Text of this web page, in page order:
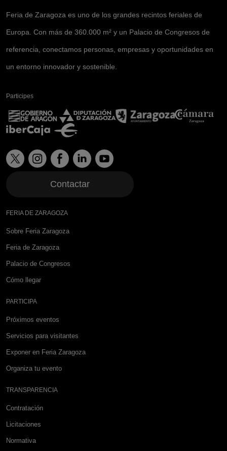
Feria de Zaragoza es uno de los grandes recintos feriales de
Europa. Con más de 360.000 m² y un Palacio de Congresos de
referencia, conectamos personas, empresas y oportunidades en
un entorno innovador y sostenible.
Participes
Contactar
FERIA DE ZARAGOZA
Sobre Feria Zaragoza
Feria de Zaragoza
Palacio de Congresos
Cómo llegar
PARTICIPA
Próximos eventos
Servicios para visitantes
Exponer en Feria Zaragoza
Organiza tu evento
TRANSPARENCIA
Contratación
Licitaciones
Normativa